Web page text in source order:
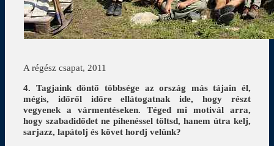
A régész csapat, 2011
4. Tagjaink döntő többsége az ország más tájain él,
mégis, időről időre ellátogatnak ide, hogy részt
vegyenek a vármentéseken. Téged mi motivál arra,
hogy szabadidődet ne pihenéssel töltsd, hanem útra kelj,
sarjazz, lapátolj és követ hordj velünk?